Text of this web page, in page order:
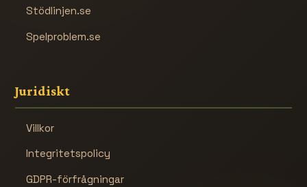
Stödlinjen.se
Spelproblem.se
Juridiskt
Villkor
Integritetspolicy
GDPR-förfrågningar